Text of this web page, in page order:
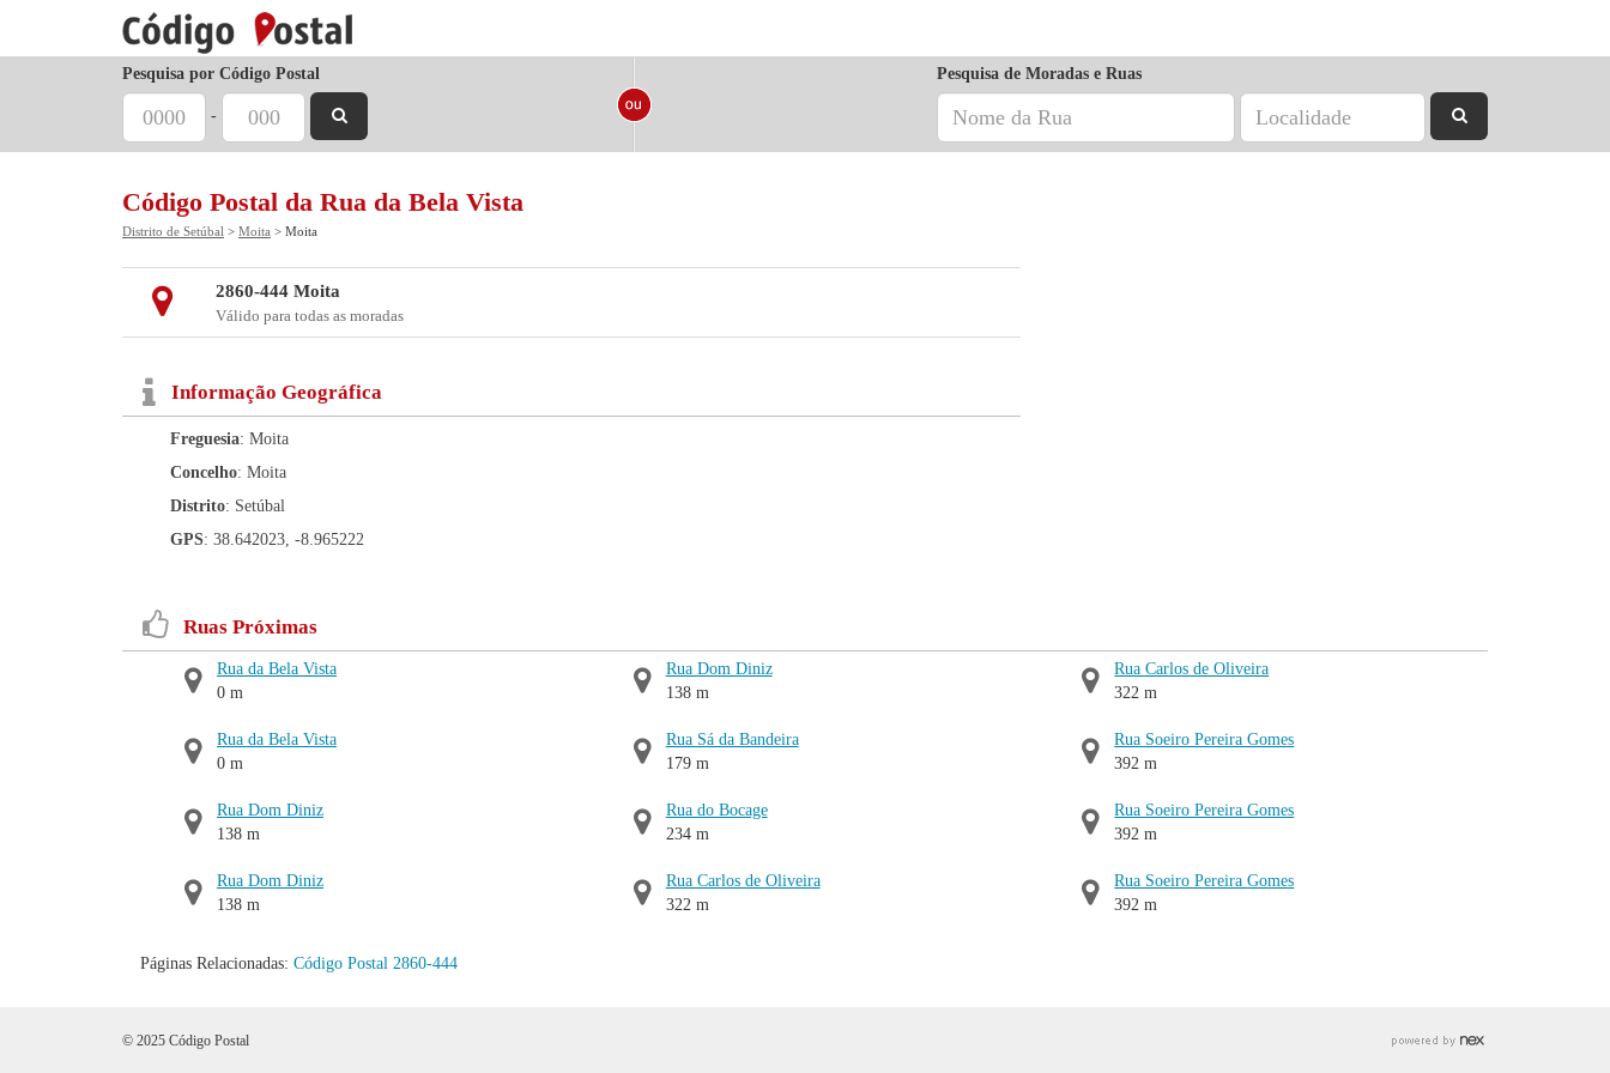
Pesquisa por Código Postal
-
Pesquisa de Moradas e Ruas
Código Postal da Rua da Bela Vista
Distrito de Setúbal > Moita > Moita
2860-444 Moita
Válido para todas as moradas
Informação Geográfica
Freguesia: Moita
Concelho: Moita
Distrito: Setúbal
GPS: 38.642023, -8.965222
Ruas Próximas
Rua da Bela Vista
0 m
Rua da Bela Vista
0 m
Rua Dom Diniz
138 m
Rua Dom Diniz
138 m
Rua Dom Diniz
138 m
Rua Sá da Bandeira
179 m
Rua do Bocage
234 m
Rua Carlos de Oliveira
322 m
Rua Carlos de Oliveira
322 m
Rua Soeiro Pereira Gomes
392 m
Rua Soeiro Pereira Gomes
392 m
Rua Soeiro Pereira Gomes
392 m
Páginas Relacionadas: Código Postal 2860-444
© 2025 Código Postal